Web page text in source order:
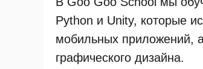
Python и Unity, которые
мобильных приложений,
графического дизайна.